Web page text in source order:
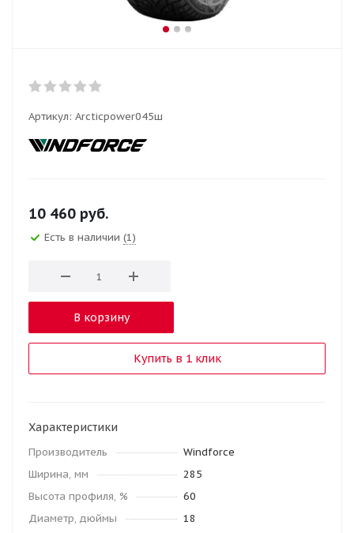
Артикул: Arcticpower045ш
10 460 руб.
Есть в наличии (1)
В корзину
Купить в 1 клик
Характеристики
Производитель
Windforce
Ширина, мм
285
Высота профиля, %
60
Диаметр, дюймы
18